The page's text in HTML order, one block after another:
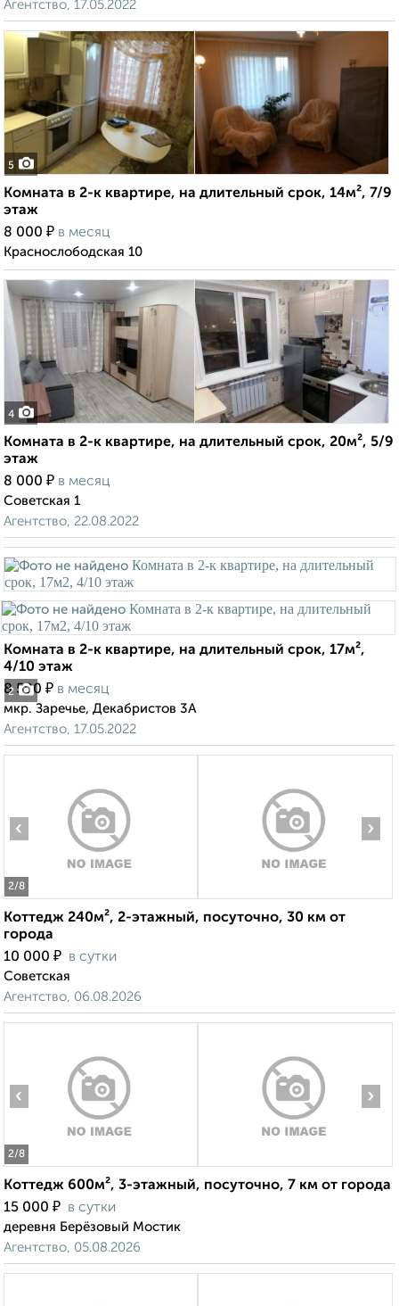
Агентство, 17.05.2022
5
Комната в 2-к квартире, на длительный срок, 14м², 7/9
этаж
8 000 ₽ в месяц
Краснослободская 10
4
Комната в 2-к квартире, на длительный срок, 20м², 5/9
этаж
8 000 ₽ в месяц
Советская 1
Агентство, 22.08.2022
2
Комната в 2-к квартире, на длительный срок, 17м²,
4/10 этаж
8 500 ₽ в месяц
мкр. Заречье, Декабристов 3А
Агентство, 17.05.2022
2/8
‹ ›
Коттедж 240м², 2-этажный, посуточно, 30 км от
города
10 000 ₽ в сутки
Советская
Агентство, 06.08.2026
2/8
‹ ›
Коттедж 600м², 3-этажный, посуточно, 7 км от города
15 000 ₽ в сутки
деревня Берёзовый Мостик
Агентство, 05.08.2026